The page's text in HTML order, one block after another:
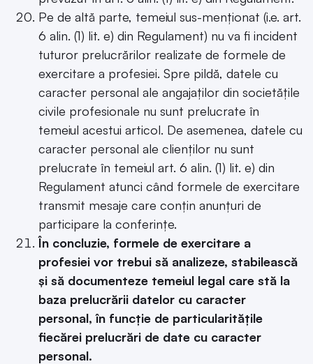
Pe de altă parte, temeiul sus-menționat (i.e. art.
6 alin. (1) lit. e) din Regulament) nu va fi incident
tuturor prelucrărilor realizate de formele de
exercitare a profesiei. Spre pildă, datele cu
caracter personal ale angajaților din societățile
civile profesionale nu sunt prelucrate în
temeiul acestui articol. De asemenea, datele cu
caracter personal ale clienților nu sunt
prelucrate în temeiul art. 6 alin. (1) lit. e) din
Regulament atunci când formele de exercitare
transmit mesaje care conțin anunțuri de
participare la conferințe.
În concluzie, formele de exercitare a
profesiei vor trebui să analizeze, stabilească
și să documenteze temeiul legal care stă la
baza prelucrării datelor cu caracter
personal, în funcție de particularitățile
fiecărei prelucrări de date cu caracter
personal.